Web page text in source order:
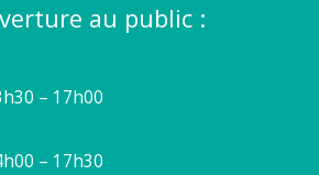
au public :
– 17h00
– 17h30